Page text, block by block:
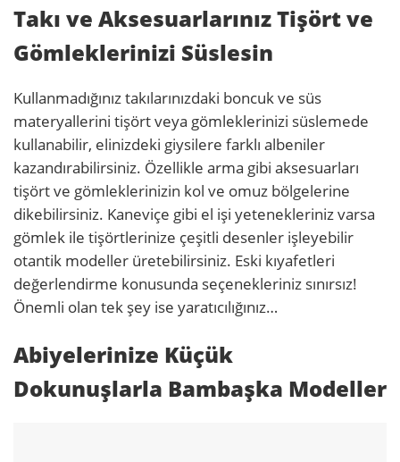
Takı ve Aksesuarlarınız Tişört ve
Gömleklerinizi Süslesin
Kullanmadığınız takılarınızdaki boncuk ve süs
materyallerini tişört veya gömleklerinizi süslemede
kullanabilir, elinizdeki giysilere farklı albeniler
kazandırabilirsiniz. Özellikle arma gibi aksesuarları
tişört ve gömleklerinizin kol ve omuz bölgelerine
dikebilirsiniz. Kaneviçe gibi el işi yetenekleriniz varsa
gömlek ile tişörtlerinize çeşitli desenler işleyebilir
otantik modeller üretebilirsiniz. Eski kıyafetleri
değerlendirme konusunda seçenekleriniz sınırsız!
Önemli olan tek şey ise yaratıcılığınız…
Abiyelerinize Küçük
Dokunuşlarla Bambaşka Modeller